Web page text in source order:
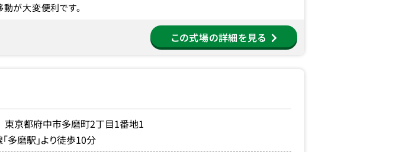
が大変便利です。
この式場の詳細を見る
京都府中市多磨町2丁目1番地1
多磨駅」より徒歩10分